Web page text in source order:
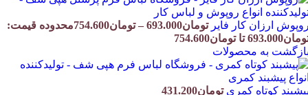
ارزان کار فایرتومان693.000
– تومان754.600محدوده قیمت:
تا تومان754.600
به محصولات
کوتاه کمریتومان431.200